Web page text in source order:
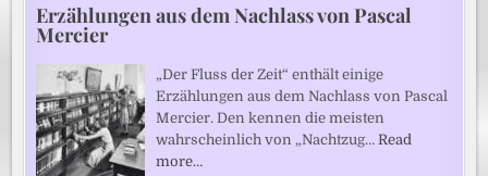
Erzählungen aus dem Nachlass von Pascal
Mercier
„Der Fluss der Zeit“ enthält einige
Erzählungen aus dem Nachlass von Pascal
Mercier. Den kennen die meisten
wahrscheinlich von „Nachtzug…Read
more…